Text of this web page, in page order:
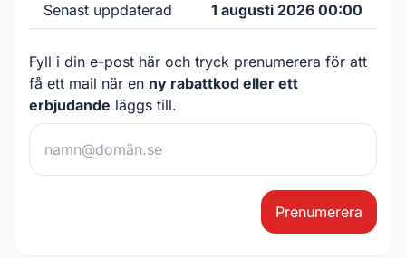
Senast uppdaterad 1 augusti 2026 00:00
Fyll i din e-post här och tryck prenumerera för att
få ett mail när en ny rabattkod eller ett
erbjudande läggs till.
Prenumerera